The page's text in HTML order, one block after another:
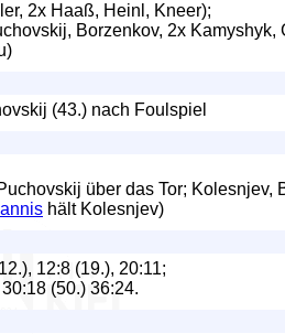
2x Haaß, Heinl, Kneer);
Borzenkov, 2x Kamyshyk,
(43.) nach Foulspiel
über das Tor; Kolesnjev,
hält Kolesnjev)
12:8 (19.), 20:11;
(50.) 36:24.